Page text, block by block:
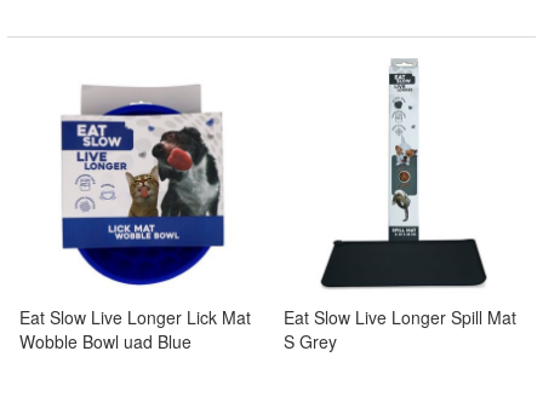
Eat Slow Live Longer Lick Mat
Wobble Bowl uad Blue
Eat Slow Live Longer Spill Mat
S Grey